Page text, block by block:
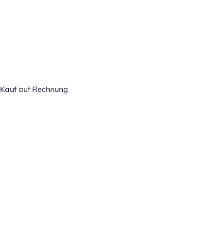
Kauf auf Rechnung